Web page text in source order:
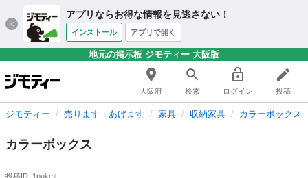
アプリならお得な情報を見逃さない！
インストール アプリで開く
地元の掲示板 ジモティー 大阪版
大阪府 検索 ログイン 投稿
ジモティー 売ります・あげます 家具 収納家具 カラーボックス
カラーボックス
投稿ID: 1pukml